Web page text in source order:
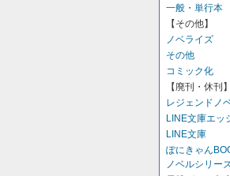
一般・単行本
【その他】
ノベライズ
その他
コミック化
【廃刊・休刊】
レジェンドノ
LINE文庫エッ
LINE文庫
ぽにきゃん
ノベルシリー